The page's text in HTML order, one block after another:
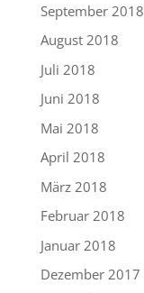
September 2018
August 2018
Juli 2018
Juni 2018
Mai 2018
April 2018
März 2018
Februar 2018
Januar 2018
Dezember 2017